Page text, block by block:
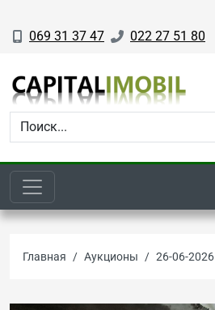
069 31 37 47 022 27 51 80
Главная Аукционы 26-06-2026